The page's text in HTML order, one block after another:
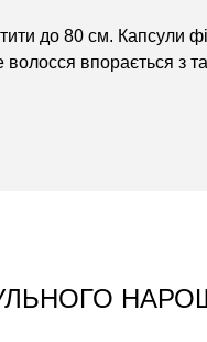
до 80 см. Капсули
волосся впорається з